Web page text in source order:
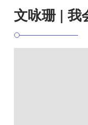
文咏珊 | 我